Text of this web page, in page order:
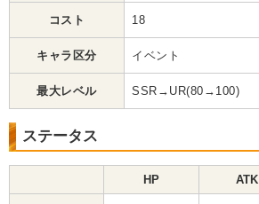
コスト 18
キャラ区分 イベント
最大レベル SSR→UR(80→100)
ステータス
HP ATK